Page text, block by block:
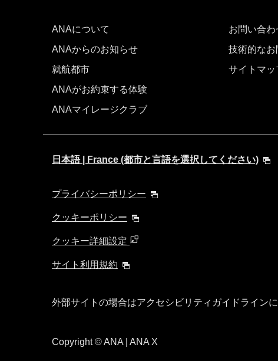
ANAについて
ANAからのお知らせ
就航都市
ANAがお約束する体験
ANAマイレージクラブ
お問い合わ
技術的なお
サイトマッ
日本語 | France (都市と言語を選択してください)
プライバシーポリシー
クッキーポリシー
クッキー詳細設定
サイト利用規約
外部サイトの場合はアクセシビリティガイドライン
Copyright© ANA | ANA X